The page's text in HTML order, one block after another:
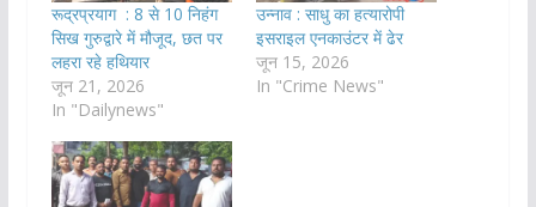
रूद्रप्रयाग : 8 से 10 निहंग
सिख गुरुद्वारे में मौजूद, छत पर
लहरा रहे हथियार
जून 21, 2026
In "Dailynews"
उन्नाव : साधु का हत्यारोपी
इसराइल एनकाउंटर में ढेर
जून 15, 2026
In "Crime News"